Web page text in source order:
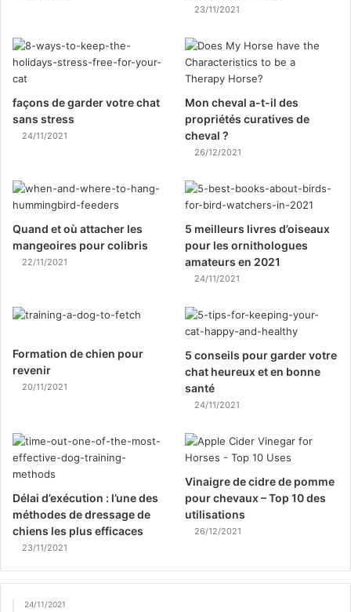
23/11/2021
façons de garder votre chat
sans stress
24/11/2021
Mon cheval a-t-il des
propriétés curatives de
cheval ?
26/12/2021
Quand et où attacher les
mangeoires pour colibris
22/11/2021
5 meilleurs livres d’oiseaux
pour les ornithologues
amateurs en 2021
24/11/2021
Formation de chien pour
revenir
20/11/2021
5 conseils pour garder votre
chat heureux et en bonne
santé
24/11/2021
Délai d’exécution : l’une des
méthodes de dressage de
chiens les plus efficaces
23/11/2021
Vinaigre de cidre de pomme
pour chevaux – Top 10 des
utilisations
26/12/2021
24/11/2021